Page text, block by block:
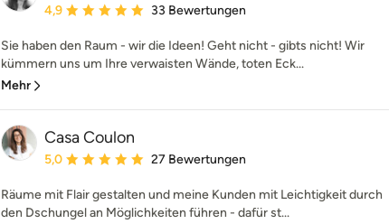
Durchschnittliche Bewertung: 4.9 von 5 Sternen
4,9 33 Bewertungen
Sie haben den Raum - wir die Ideen! Geht nicht - gibts nicht! Wir
kümmern uns um Ihre verwaisten Wände, toten Eck...
Mehr
Casa Coulon
Durchschnittliche Bewertung: 5 von 5 Sternen
5,0 27 Bewertungen
Räume mit Flair gestalten und meine Kunden mit Leichtigkeit durch
den Dschungel an Möglichkeiten führen - dafür st...